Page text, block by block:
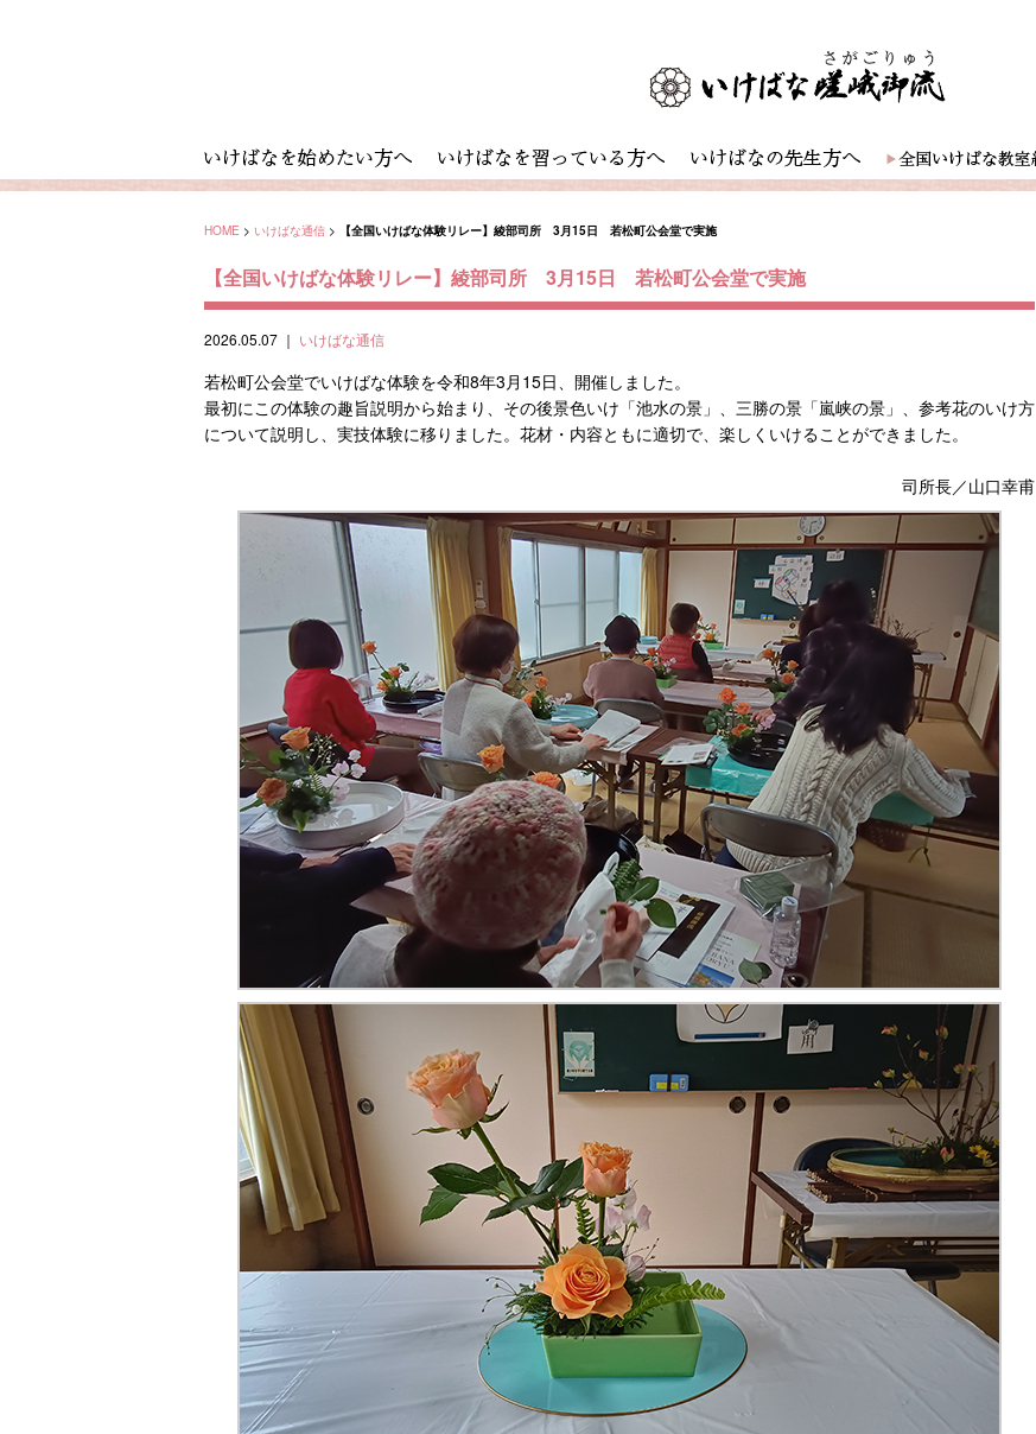
HOME > いけばな通信 > 【全国いけばな体験リレー】綾部司所 3月15日 若松町公会堂で実施
【全国いけばな体験リレー】綾部司所 3月15日 若松町公会堂で実施
2026.05.07 ｜ いけばな通信
若松町公会堂でいけばな体験を令和8年3月15日、開催しました。
最初にこの体験の趣旨説明から始まり、その後景色いけ「池水の景」、三勝の景「嵐峡の景」、参考花のいけ方
について説明し、実技体験に移りました。花材・内容ともに適切で、楽しくいけることができました。
司所長／山口幸甫